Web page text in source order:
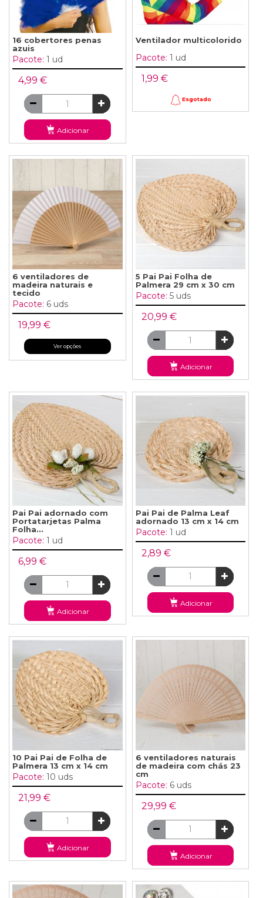
16 cobertores penas
azuis
Pacote: 1 ud
4,99 €
Adicionar
Ventilador multicolorido
Pacote: 1 ud
1,99 €
Esgotado
6 ventiladores de
madeira naturais e
tecido
Pacote: 6 uds
19,99 €
Ver opções
5 Pai Pai Folha de
Palmera 29 cm x 30 cm
Pacote: 5 uds
20,99 €
Adicionar
Pai Pai adornado com
Portatarjetas Palma
Folha...
Pacote: 1 ud
6,99 €
Adicionar
Pai Pai de Palma Leaf
adornado 13 cm x 14 cm
Pacote: 1 ud
2,89 €
Adicionar
10 Pai Pai de Folha de
Palmera 13 cm x 14 cm
Pacote: 10 uds
21,99 €
Adicionar
6 ventiladores naturais
de madeira com chás 23
cm
Pacote: 6 uds
29,99 €
Adicionar